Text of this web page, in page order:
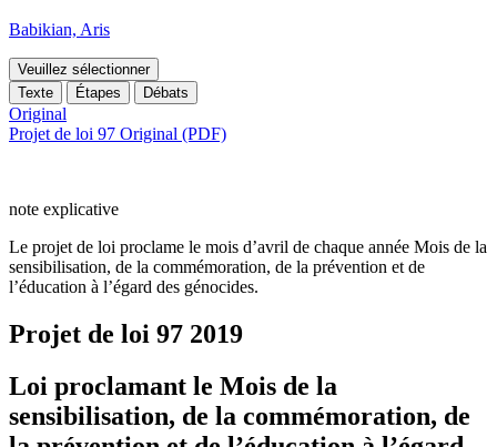
Babikian, Aris
Veuillez sélectionner
Texte
Étapes Débats
Original
Projet de loi 97 Original (PDF)
note explicative
Le projet de loi proclame le mois d’avril de chaque année Mois de la
sensibilisation, de la commémoration, de la prévention et de
l’éducation à l’égard des génocides.
Projet de loi 97 2019
Loi proclamant le Mois de la
sensibilisation, de la commémoration, de